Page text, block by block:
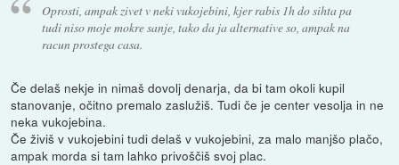
Oprosti, ampak zivet v neki vukojebini, kjer rabis 1h do sihta pa
tudi niso moje mokre sanje, tako da ja alternative so, ampak na
racun prostega casa.
Če delaš nekje in nimaš dovolj denarja, da bi tam okoli kupil
stanovanje, očitno premalo zaslužiš. Tudi če je center vesolja in ne
neka vukojebina.
Če živiš v vukojebini tudi delaš v vukojebini, za malo manjšo plačo,
ampak morda si tam lahko privoščiš svoj plac.